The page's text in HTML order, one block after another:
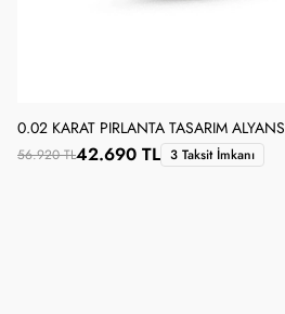
0.02 KARAT PIRLANTA TASARIM ALYANS
56.920 TL42.690 TL 3 Taksit İmkanı